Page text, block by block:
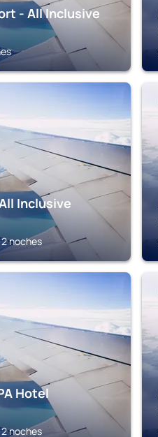
- All Inclusive
Inclusive
noches
Hotel
noches